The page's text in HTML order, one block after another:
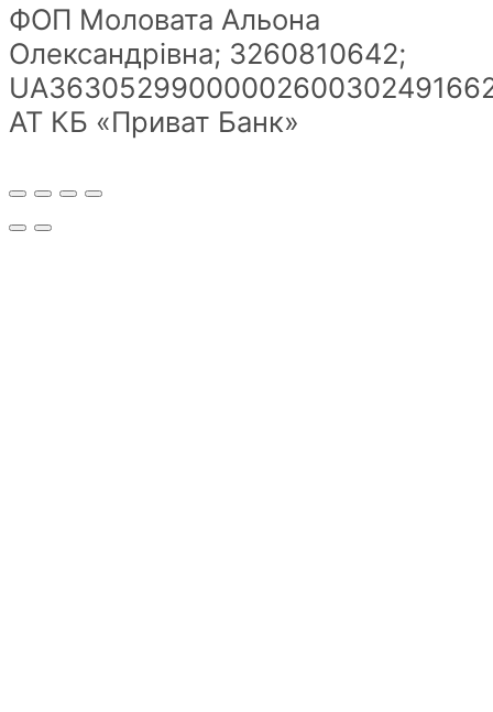
ФОП Моловата Альона
Олександрівна; 3260810642;
АТ КБ «Приват Банк»